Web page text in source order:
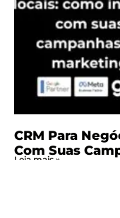
CRM Para
Com Suas
Leia mais »